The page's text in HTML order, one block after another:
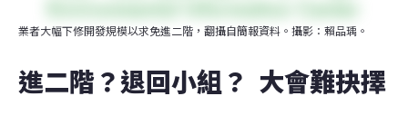
業者大幅下修開發規模以求免進二階，翻攝自簡報資料。攝影：賴品瑀。
進二階？退回小組？  大會難抉擇